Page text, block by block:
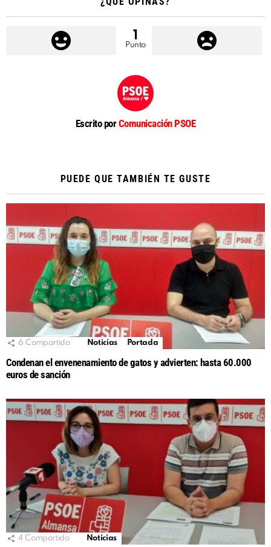
1
Punto
Escrito porComunicación PSOE
PUEDE QUE TAMBIÉN TE GUSTE
6 Compartido Noticias Portada
Condenan el envenenamiento de gatos y advierten: hasta 60.000
euros de sanción
4 Compartido Noticias